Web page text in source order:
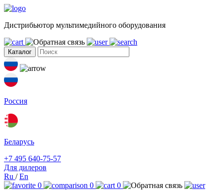
Дистрибьютор мультимедийного оборудования
Каталог
Россия
Беларусь
+7 495 640-75-57
Для дилеров
Ru /En
0
0 0